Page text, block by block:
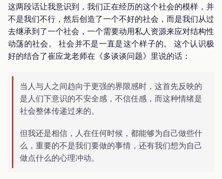
这两段话让我意识到，我们正在经历的这个社会的模样，并
不是我们不行，然后创造了一个不好的社会，而是我们从过
去继承到了一个社会，一个需要动用私人资源来应对结构性
动荡的社会。 社会并不是一直是这个样子的。 这个认识极
好的结合了崔应龙老师在《多谈谈问题》里说的话：
当人与人之间趋向于更强的界限感时，这首先反映的
是人们下意识的不安全感，不信任感，而这种情绪是
社会整体传递过来的。
但我还是相信，人在任何时候，都能够为自己做些什
么，重要的不是我们要做的事情，还有我们想为自己
做点什么的心理冲动。